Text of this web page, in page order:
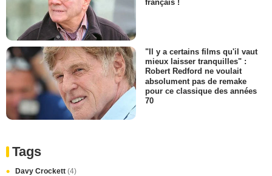
français !
"Il y a certains films qu'il vaut
mieux laisser tranquilles" :
Robert Redford ne voulait
absolument pas de remake
pour ce classique des années
70
Tags
Davy Crockett (4)